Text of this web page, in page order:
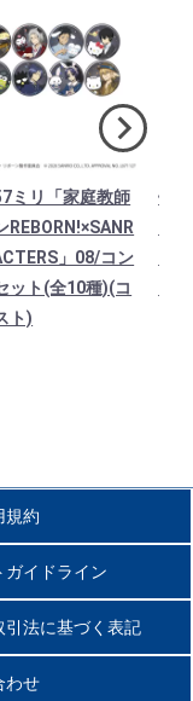
ミリ「家庭教師
REBORN!×SANR
」08/コン
ット(全10種)(コ
ト)
缶
規約
ガイドライン
引法に基づく表記
わせ